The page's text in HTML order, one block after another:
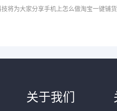
关于我们